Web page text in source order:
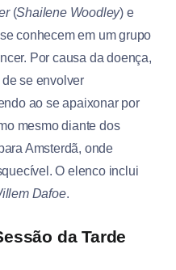
(Shailene Woodley) e
conhecem em um grupo
Por causa da doença,
se envolver
ao se apaixonar por
mesmo diante dos
Amsterdã, onde
O elenco inclui
Dafoe.
da Tarde